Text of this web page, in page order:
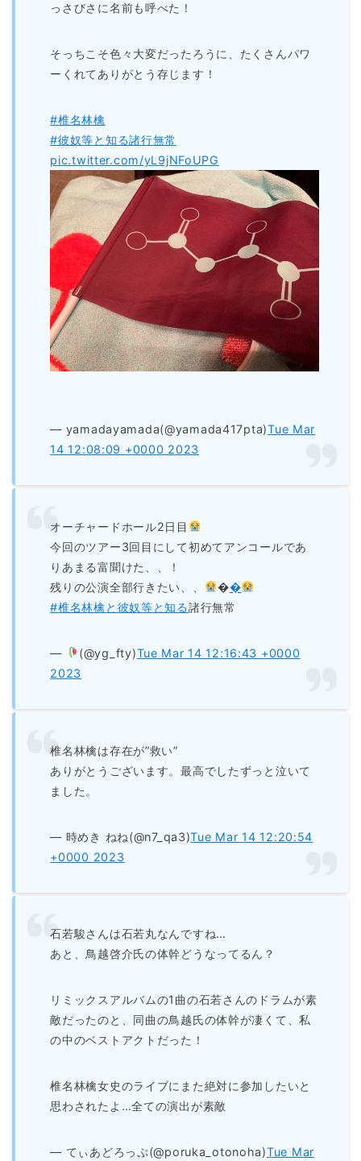
っさびさに名前も呼べた！
そっちこそ色々大変だったろうに、たくさんパワ
ーくれてありがとう存じます！
#椎名林檎
#彼奴等と知る諸行無常
pic.twitter.com/yL9jNFoUPG
— yamadayamada(@yamada417pta)Tue Mar
14 12:08:09 +0000 2023
オーチャードホール2日目
今回のツアー3回目にして初めてアンコールであ
りあまる富聞けた、、！
残りの公演全部行きたい、、
��
#椎名林檎と彼奴等と知る諸行無常
— (@yg_fty)Tue Mar 14 12:16:43 +0000
2023
椎名林檎は存在が”救い”
ありがとうございます。最高でしたずっと泣いて
ました。
— 時めき ねね(@n7_qa3)Tue Mar 14 12:20:54
+0000 2023
石若駿さんは石若丸なんですね…
あと、鳥越啓介氏の体幹どうなってるん？
リミックスアルバムの1曲の石若さんのドラムが素
敵だったのと、同曲の鳥越氏の体幹が凄くて、私
の中のベストアクトだった！
椎名林檎女史のライブにまた絶対に参加したいと
思わされたよ…全ての演出が素敵
— てぃあどろっぷ(@poruka_otonoha)Tue Mar